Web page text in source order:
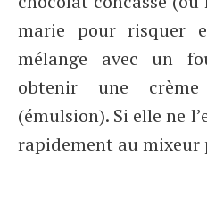
marie pour risquer
mélange avec un
obtenir une
(émulsion). Si elle ne
rapidement au mixeur